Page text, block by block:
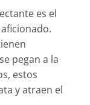
es el
pegan a la
estos
y atraen el